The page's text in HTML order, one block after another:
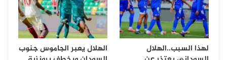
لهذا السبب..الهلال
الهلال يعبر الجاموس جنوب